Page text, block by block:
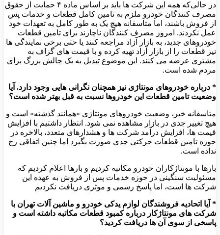
در حالی‌که همه این شرکت‌ ها باید بر اساس ماده ۴ حمایت از حقوق
مصرف ‌کنندگان خودرو ملزم به تامین کامل قطعات و خدمات پس
از فروش باشند، اما متاسفانه هیچ ‌یک به ‌طور کامل به تعهدات خود
عمل نکردند. امروز مصرف ‌کنندگان ناچارند برای تامین قطعات
خودروهای جدید، به بازار آزاد مراجعه کنند یا حتی برخی نمایندگی ‌ها
نیز قطعات را از بازار آزاد تهیه کرده و با قیمت ‌های گزاف به
مشتری عرضه می ‌کنند. این موضوع تبدیل به یک چالش بزرگ برای
مردم شده است.
* درباره خودروهای مونتاژی نیز همچنان نگرانی ‌هایی وجود دارد. آیا
وضعیت تامین قطعات این خودروها نسبت به قبل بهتر شده است؟
متاسفانه خیر، وضعیت خودروهای مونتاژی «همانند گذشته» است و
هیچ تغییر جدی در بازار مشاهده نمی ‌شود. انتظار داشتیم با افزایش
قیمت ‌ها، افزایش درآمد شرکت ‌ها و هشدارهای متعدد، بالاخره در
حوزه تامین قطعات حرکتی جدی صورت بگیرد اما چنین اتفاقی رخ
نداده است.
بارها با مونتاژکاران خودرو مکاتبه کردیم و بارها اعلام کردیم که
مسئولیت سنگینی در حوزه خدمات پس از فروش به عهده این
شرکت ‌ها است، اما پاسخ رسمی و موثری دریافت نکردیم
* آیا اتحادیه فروشندگان لوازم یدکی خودرو و ماشین ‌آلات تهران با
شرکت‌ های مونتاژکار درباره کمبود قطعات مکاتبه داشته است و
پاسخی از سوی آن ‌ها دریافت کردید؟